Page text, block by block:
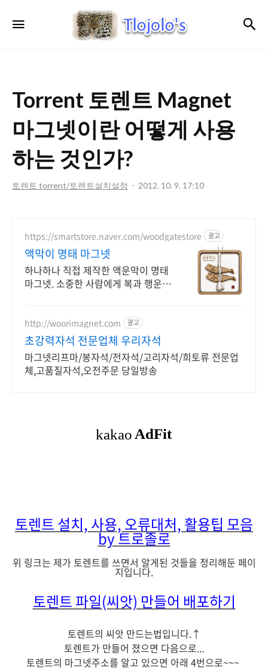
트
로
Torrent 토렌트 Magnet
마그넷이란 어떻게 사용
하는 것인가?
토렌트 torrent/토렌트설치설정 2012. 10. 9. 17:10
https://smartstore.naver.com/woodgatestore 광고
액막이 명태 마그넷
하나하나 직접 제작한 액운막이 명태
마그넷. 소중한 사람에게 복과 행운을
http://woorimagnet.com 광고
초강력자석 전문업체 우리자석
마그넷리프마/봉자석/전자석/고리자석/희토류 전문업
체,고품질자석,오전주문 당일방송
토렌트 설치, 사용, 오류대처, 활용팁 모음
by 트로졸로
위 링크는 제가 토렌트를 쓰면서 알게된 것들을 정리해둔 페이
지입니다.
토렌트 파일(씨앗) 만들어 배포하기
토렌트의 씨앗 만드는법입니다.↑
토렌트가 만들어 졌으면 다음으로...
토렌트의 마그넷주소를 알고 있으면 아래 4번으로~~~